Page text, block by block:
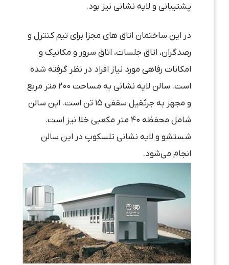
پشتیبانی و لایه نشانی نیز بود.
در این ساختمان اتاق های مجزا برای تیم کنترل و
رصدگران، اتاق جلسات،‌ اتاق سرور و مکانیک و
امکانات رفاهی مورد نیاز افراد در نظر گرفته شده
است. سالن لایه نشانی به مساحت ۲۰۰ متر مربع
و مجهز به جرثقیل سقفی ۱۵ تن است. این سالن
شامل محفظه ۴۰ متر مکعبی خلا نیز است.
شستشو و لایه نشانی تلسکوپ در این سالن
انجام می‌شود.